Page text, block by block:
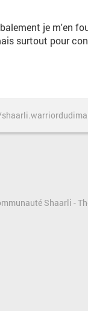
je m'en
surtout pour
Shaarli -